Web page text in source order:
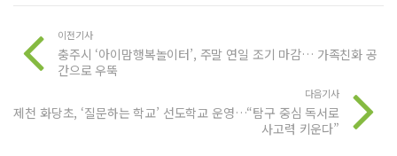
이전기사
충주시 ‘아이맘행복놀이터’, 주말 연일 조기 마감… 가족친화 공
간으로 우뚝
다음기사
제천 화당초, ‘질문하는 학교’ 선도학교 운영…“탐구 중심 독서로
사고력 키운다”